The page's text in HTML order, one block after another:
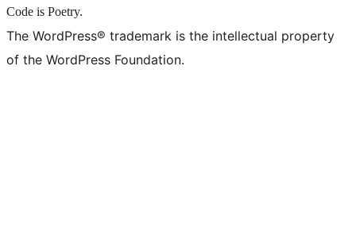
Code is Poetry.
The WordPress® trademark is the intellectual property
of the WordPress Foundation.